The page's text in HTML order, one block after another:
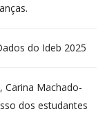
do Ideb 2025
Carina Machado-
dos estudantes